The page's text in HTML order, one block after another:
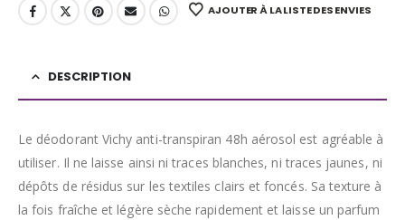
AJOUTER À LA LISTE DES ENVIES
DESCRIPTION
Le déodorant Vichy anti-transpiran 48h aérosol est agréable à
utiliser. Il ne laisse ainsi ni traces blanches, ni traces jaunes, ni
dépôts de résidus sur les textiles clairs et foncés. Sa texture à
la fois fraîche et légère sèche rapidement et laisse un parfum